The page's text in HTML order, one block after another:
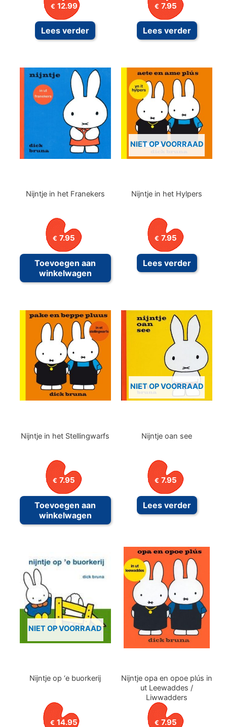
€ 12.99
Lees verder
€ 7.95
Lees verder
Nijntje in het Franekers
€ 7.95
Toevoegen aan
winkelwagen
NIET OP VOORRAAD
Nijntje in het Hylpers
€ 7.95
Lees verder
Nijntje in het Stellingwarfs
€ 7.95
Toevoegen aan
winkelwagen
NIET OP VOORRAAD
Nijntje oan see
€ 7.95
Lees verder
NIET OP VOORRAAD
Nijntje op ‘e buorkerij
€ 14.95
Nijntje opa en opoe plús in
ut Leewaddes /
Liwwadders
€ 7.95